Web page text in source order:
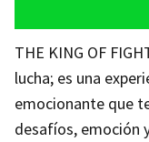
THE KING OF
lucha; es una
emocionante que
desafíos, emoción